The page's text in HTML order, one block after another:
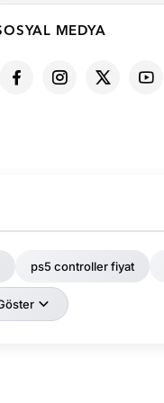
MEDYA
ps5 controller fiyat